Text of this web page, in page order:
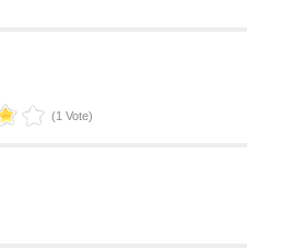
(1 Vote)